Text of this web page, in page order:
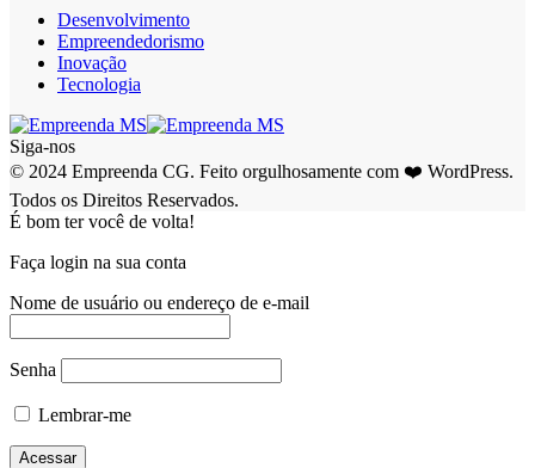
Desenvolvimento
Empreendedorismo
Inovação
Tecnologia
Siga-nos
© 2024 Empreenda CG. Feito orgulhosamente com ❤️ WordPress.
Todos os Direitos Reservados.
É bom ter você de volta!
Faça login na sua conta
Nome de usuário ou endereço de e-mail
Senha
Lembrar-me